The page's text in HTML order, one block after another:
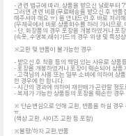
- 관련 법규에 따라, 상품을 받으신 날로부터
그러면 관련 비용(무료배송을 받으신 후 반
해주셔야 해요 ㅠ) 을 안내드린 후 바로 처리
(우체국에서 바로 상품회수를 하러 가시므로
- 단, 화장품의 경우 포장을 개봉하였거나 포
(속옷, 수영복,래쉬가드의 경우 위생 및 특성
※교환 및 반품이 불가능한 경우
- 받으신 후 착용 등의 책임 있는 사유로 상품
- 포장을 개봉하였거나 포장이 훼손되어 상품
- 고객님의 사용 또는 일부 소비에 의하여 상
한 경우에 한 합니다.
- 시간의 경과에 의하여 재판매가 곤란할 정
- 복제가 가능한 상품등의 포장을 훼손한 경우
※ 단순변심으로 인해 교환, 반품을 하실 경
ㅠ.
(색상 교환, 사이즈 교환 등 포함)
※불량/하자 교환,반품